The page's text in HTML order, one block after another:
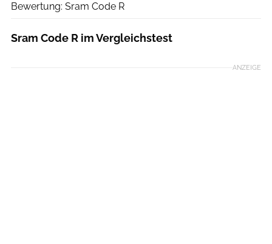
Bewertung: Sram Code R
Sram Code R im Vergleichstest
ANZEIGE